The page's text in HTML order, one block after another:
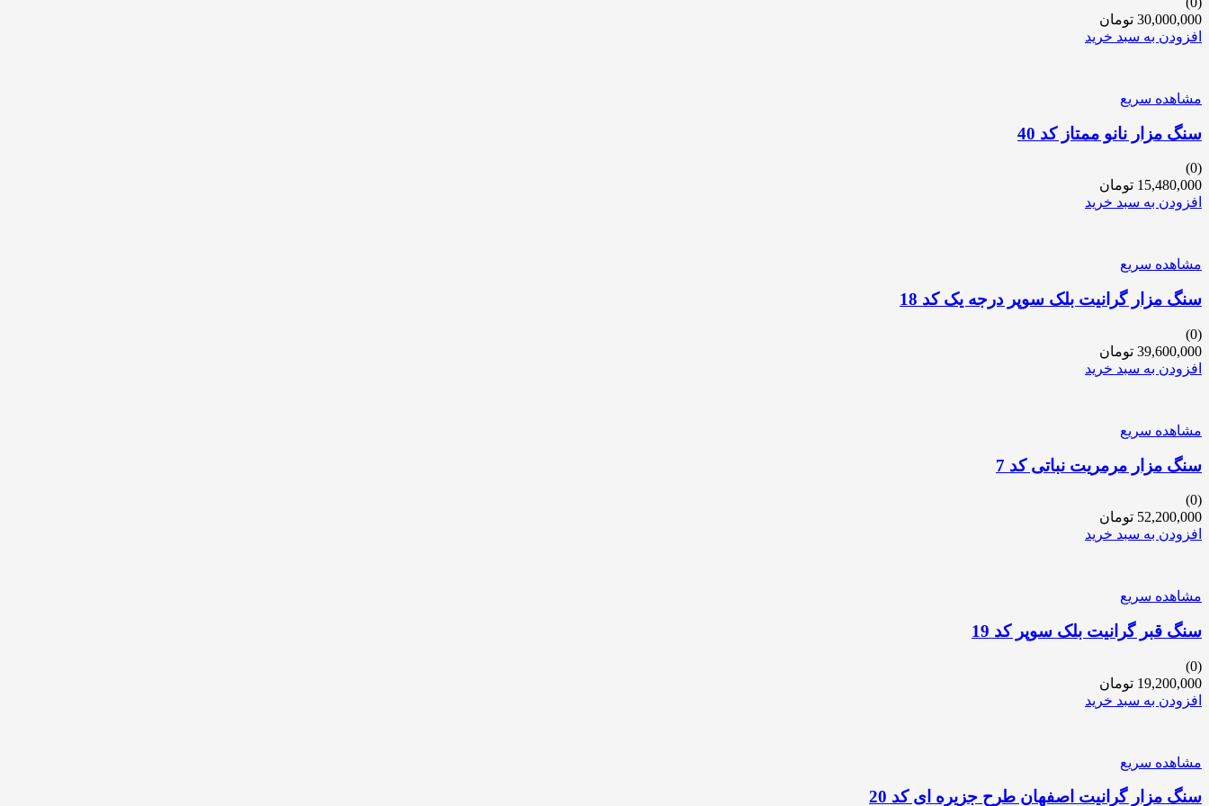
30,000,000 تومان
افزودن به سبد خرید
مشاهده سریع
سنگ مزار نانو ممتاز کد 40
(0)
15,480,000 تومان
افزودن به سبد خرید
مشاهده سریع
سنگ مزار گرانیت بلک سوپر درجه یک کد 18
(0)
39,600,000 تومان
افزودن به سبد خرید
مشاهده سریع
سنگ مزار مرمریت نباتی کد 7
(0)
52,200,000 تومان
افزودن به سبد خرید
مشاهده سریع
سنگ قبر گرانیت بلک سوپر کد 19
(0)
19,200,000 تومان
افزودن به سبد خرید
مشاهده سریع
سنگ مزار گرانیت اصفهان طرح جزیره ای کد 20